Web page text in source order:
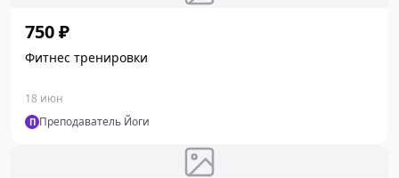
750 ₽
Фитнес тренировки
18 июн
П Преподаватель Йоги